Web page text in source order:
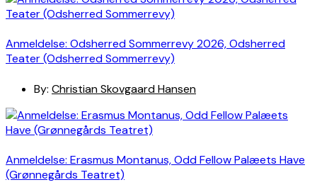
Anmeldelse: Odsherred Sommerrevy 2026, Odsherred
Teater (Odsherred Sommerrevy)
By: Christian Skovgaard Hansen
Anmeldelse: Erasmus Montanus, Odd Fellow Palæets Have
(Grønnegårds Teatret)